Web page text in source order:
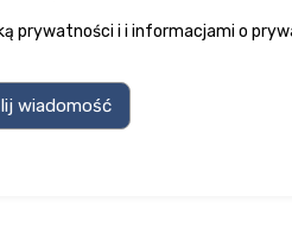
prywatności i i informacjami o